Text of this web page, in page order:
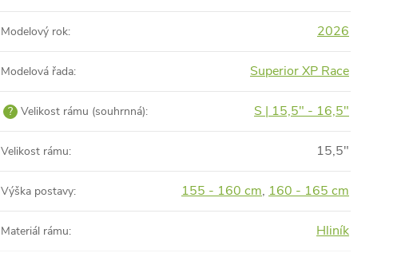
Modelový rok: 2026
Modelová řada: Superior XP Race
? Velikost rámu (souhrnná): S | 15,5" - 16,5"
Velikost rámu: 15,5"
Výška postavy: 155 - 160 cm, 160 - 165 cm
Materiál rámu: Hliník